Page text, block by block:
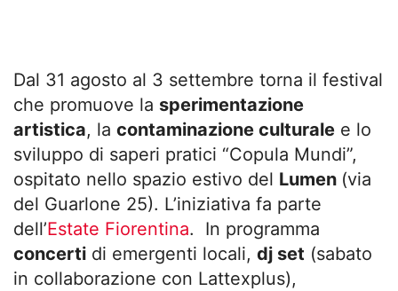
Dal 31 agosto al 3 settembre torna il festival
che promuove la sperimentazione
artistica, la contaminazione culturale e lo
sviluppo di saperi pratici “Copula Mundi”,
ospitato nello spazio estivo del Lumen (via
del Guarlone 25). L’iniziativa fa parte
dell’Estate Fiorentina. In programma
concerti di emergenti locali, dj set (sabato
in collaborazione con Lattexplus),